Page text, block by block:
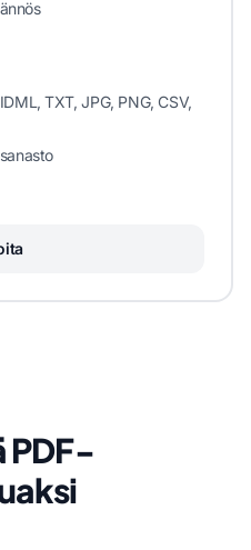
TXT, JPG, PNG, CSV,
PDF-